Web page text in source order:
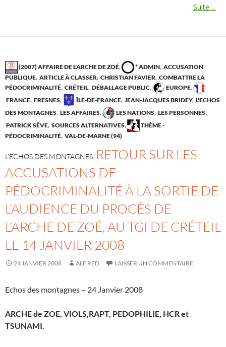
Suite ...
(2007) AFFAIRE DE L'ARCHE DE ZOÉ, * ADMIN, ACCUSATION
PUBLIQUE, ARTICLE À CLASSER, CHRISTIAN FAVIER, COMBATTRE LA
PÉDOCRIMINALITÉ, CRÉTEIL, DÉBALLAGE PUBLIC, EUROPE,
FRANCE, FRESNES, ÎLE-DE-FRANCE, JEAN-JACQUES BRIDEY, L'ECHOS
DES MONTAGNES, LES AFFAIRES, LES NATIONS, LES PERSONNES,
PATRICK SÈVE, SOURCES ALTERNATIVES,
THÈME -
PÉDOCRIMINALITÉ, VAL-DE-MARNE (94)
L'ECHOS DES MONTAGNES RETOUR SUR LES
ACCUSATIONS DE
PÉDOCRIMINALITÉ À LA SORTIE DE
L’AUDIENCE DU PROCÈS DE
L’ARCHE DE ZOÉ, AU TGI DE CRÉTEIL
LE 14 JANVIER 2008
24 JANVIER 2008 ALF RED LAISSER UN COMMENTAIRE
Echos des montagnes – 24 Janvier 2008
ARCHE de ZOE, VIOLS,RAPT, PEDOPHILIE, HCR et
TSUNAMI.